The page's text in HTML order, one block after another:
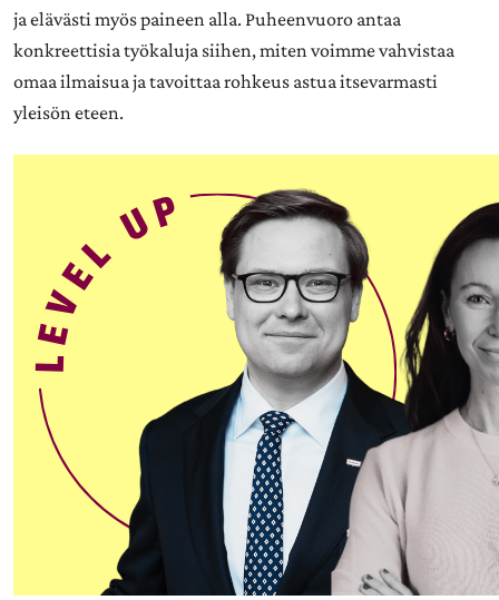
ja elävästi myös paineen alla. Puheenvuoro antaa
konkreettisia työkaluja siihen, miten voimme vahvistaa
omaa ilmaisua ja tavoittaa rohkeus astua itsevarmasti
yleisön eteen.